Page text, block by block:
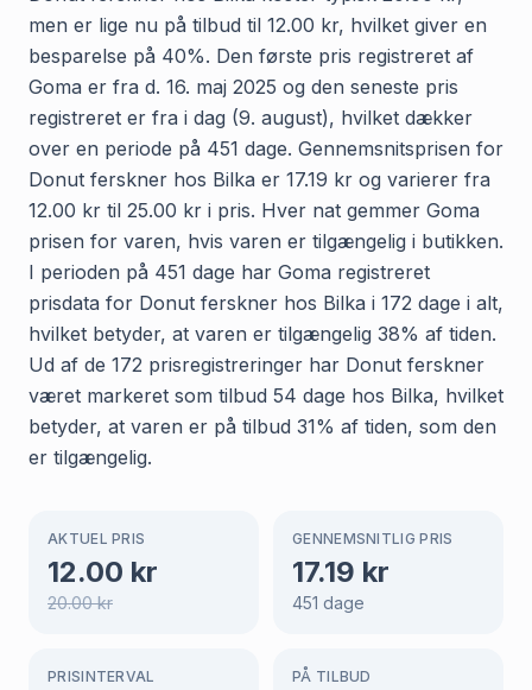
men er lige nu på tilbud til 12.00 kr, hvilket giver en
besparelse på 40%. Den første pris registreret af
Goma er fra d. 16. maj 2025 og den seneste pris
registreret er fra i dag (9. august), hvilket dækker
over en periode på 451 dage. Gennemsnitsprisen for
Donut ferskner hos Bilka er 17.19 kr og varierer fra
12.00 kr til 25.00 kr i pris. Hver nat gemmer Goma
prisen for varen, hvis varen er tilgængelig i butikken.
I perioden på 451 dage har Goma registreret
prisdata for Donut ferskner hos Bilka i 172 dage i alt,
hvilket betyder, at varen er tilgængelig 38% af tiden.
Ud af de 172 prisregistreringer har Donut ferskner
været markeret som tilbud 54 dage hos Bilka, hvilket
betyder, at varen er på tilbud 31% af tiden, som den
er tilgængelig.
AKTUEL PRIS
12.00 kr
20.00kr
GENNEMSNITLIG PRIS
17.19 kr
451 dage
PRISINTERVAL PÅ TILBUD